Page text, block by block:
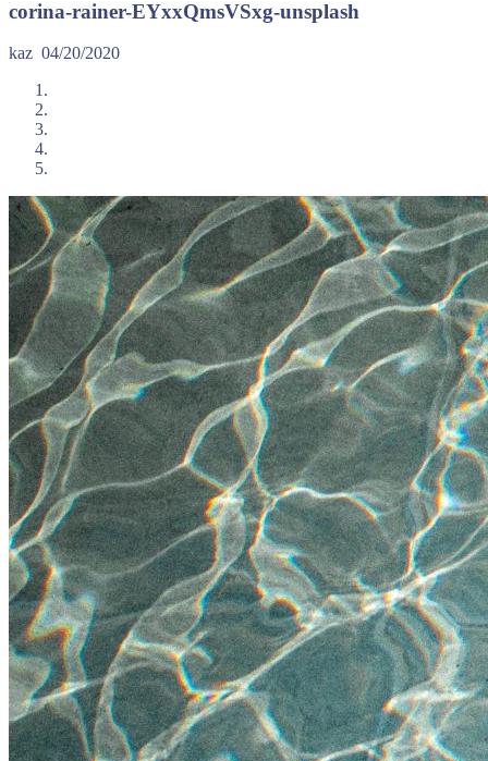
corina-rainer-EYxxQmsVSxg-unsplash
kaz 04/20/2020